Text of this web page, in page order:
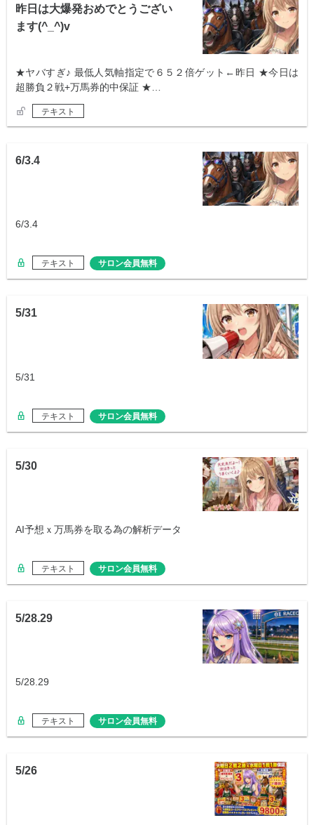
昨日は大爆発おめでとうござい
ます(^_^)v
★ヤバすぎ♪ 最低人気軸指定で６５２倍ゲット←昨日 ★今日は
超勝負２戦+万馬券的中保証 ★…
テキスト
6/3.4
6/3.4
テキスト サロン会員無料
5/31
5/31
テキスト サロン会員無料
5/30
AI予想ｘ万馬券を取る為の解析データ
テキスト サロン会員無料
5/28.29
5/28.29
テキスト サロン会員無料
5/26